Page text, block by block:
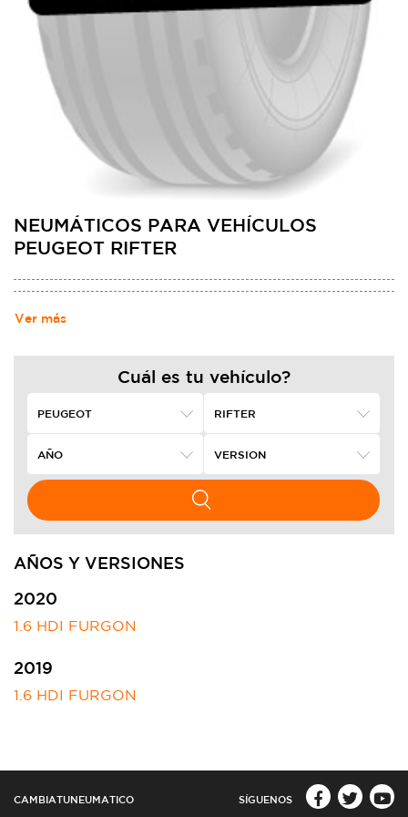
NEUMÁTICOS PARA VEHÍCULOS
PEUGEOT RIFTER
Ver más
Cuál es tu vehículo?
AÑOS Y VERSIONES
2020
1.6 HDI FURGON
2019
1.6 HDI FURGON
CAMBIATUNEUMATICO SÍGUENOS